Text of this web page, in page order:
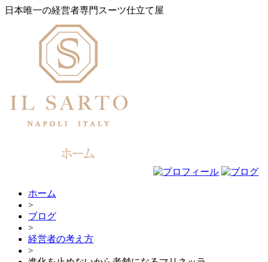
日本唯一の経営者専門スーツ仕立て屋
ホーム
>
ブログ
>
経営者の考え方
>